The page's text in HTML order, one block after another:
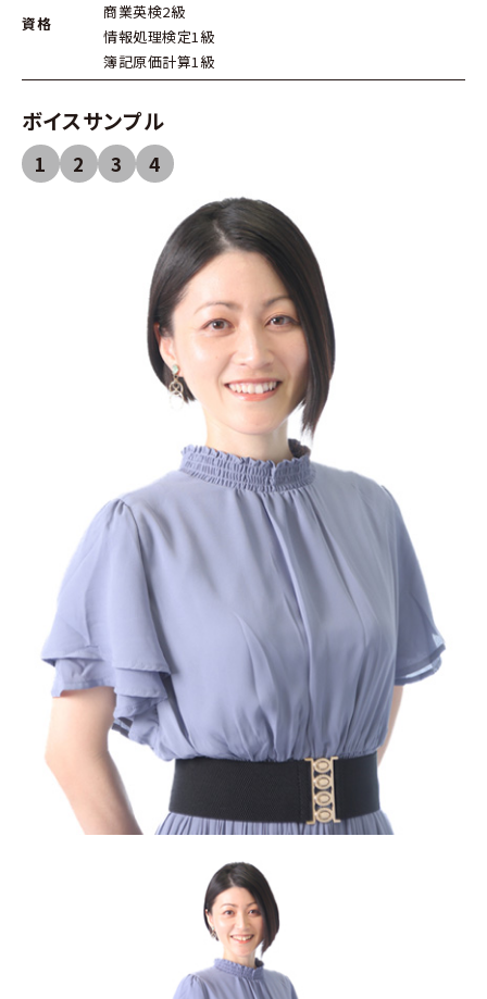
資格
商業英検2級
情報処理検定1級
簿記原価計算1級
ボイスサンプル
1 2 3 4